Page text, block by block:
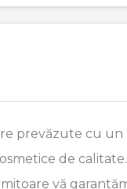
prevăzute cu
de
vă